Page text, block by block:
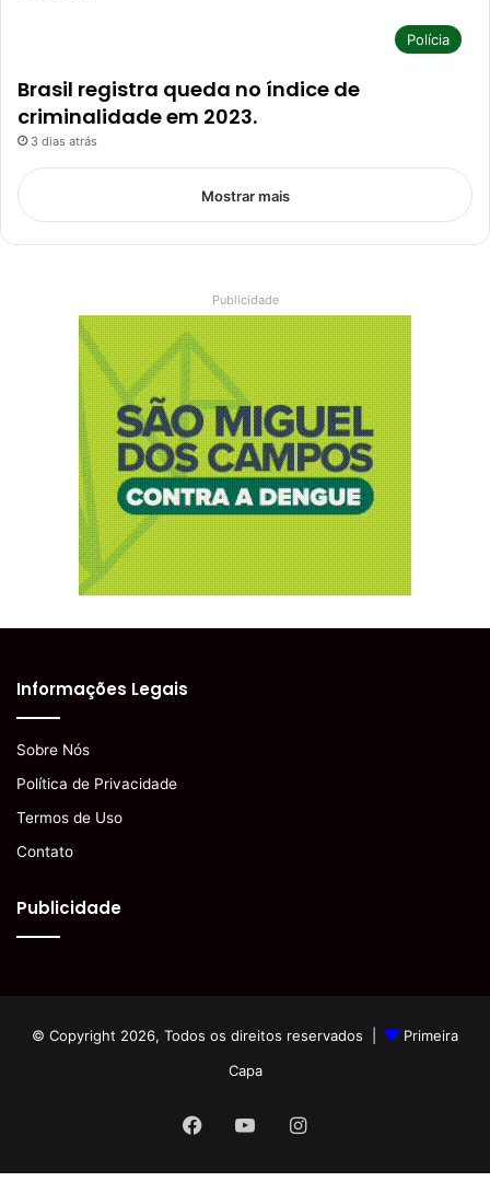
Polícia
Brasil registra queda no índice de
criminalidade em 2023.
3 dias atrás
Mostrar mais
Publicidade
Informações Legais
Sobre Nós
Política de Privacidade
Termos de Uso
Contato
Publicidade
© Copyright 2026, Todos os direitos reservados |
Primeira
Capa
Facebook
YouTubeInstagram